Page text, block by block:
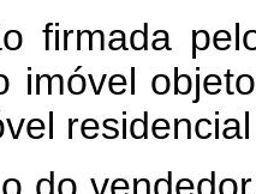
firmada
imóvel
do